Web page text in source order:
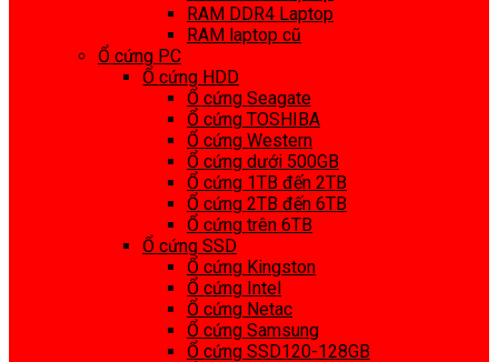
RAM DDR4 Laptop
RAM laptop cũ
Ổ cứng PC
Ổ cứng HDD
Ổ cứng Seagate
Ổ cứng TOSHIBA
Ổ cứng Western
Ổ cứng dưới 500GB
Ổ cứng 1TB đến 2TB
Ổ cứng 2TB đến 6TB
Ổ cứng trên 6TB
Ổ cứng SSD
Ổ cứng Kingston
Ổ cứng Intel
Ổ cứng Netac
Ổ cứng Samsung
Ổ cứng SSD120-128GB